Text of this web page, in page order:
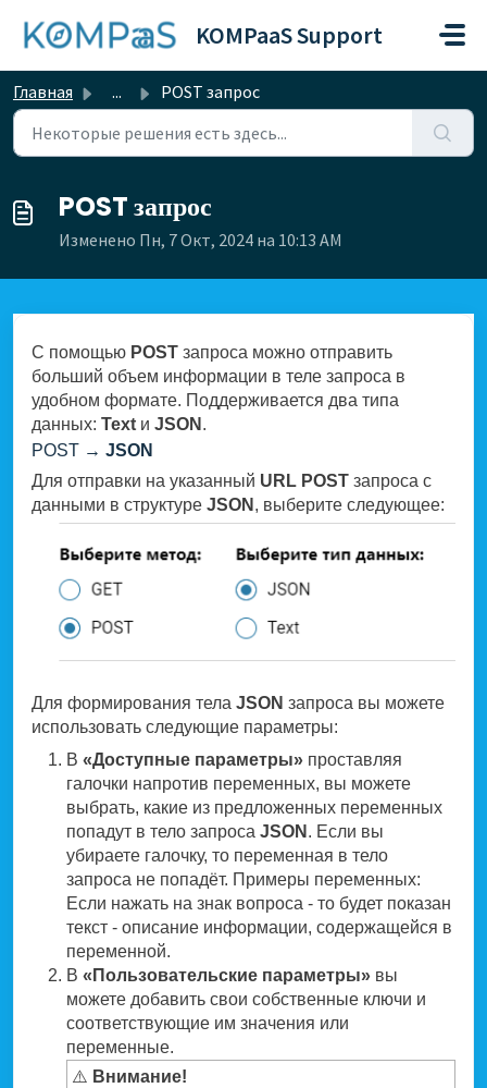
KOMPaaS Support
Главная ... POST запрос
POST запрос
Изменено Пн, 7 Окт, 2024 на 10:13 AM
С помощью POST запроса можно отправить
больший объем информации в теле запроса в
удобном формате. Поддерживается два типа
данных: Text и JSON .
POST → JSON
Для отправки на указанный URL POST запроса с
данными в структуре JSON , выберите следующее:
Для формирования тела JSON запроса вы можете
использовать следующие параметры:
В «Доступные параметры» проставляя
галочки напротив переменных, вы можете
выбрать, какие из предложенных переменных
попадут в тело запроса JSON . Если вы
убираете галочку, то переменная в тело
запроса не попадёт. Примеры переменных:
Если нажать на знак вопроса - то будет показан
текст - описание информации, содержащейся в
переменной.
В «Пользовательские параметры» вы
можете добавить свои собственные ключи и
соответствующие им значения или
переменные.
⚠️ Внимание!